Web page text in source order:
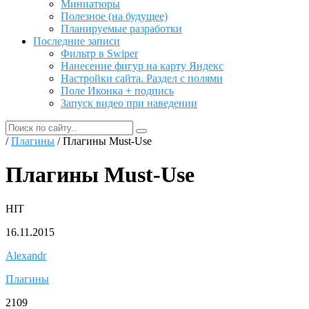
Миниатюры
Полезное (на будущее)
Планируемые разработки
Последние записи
Фильтр в Swiper
Нанесение фигур на карту Яндекс
Настройки сайта. Раздел с полями
Поле Иконка + подпись
Запуск видео при наведении
/Плагины / Плагины Must-Use
Плагины Must-Use
HIT
16.11.2015
Alexandr
Плагины
2109